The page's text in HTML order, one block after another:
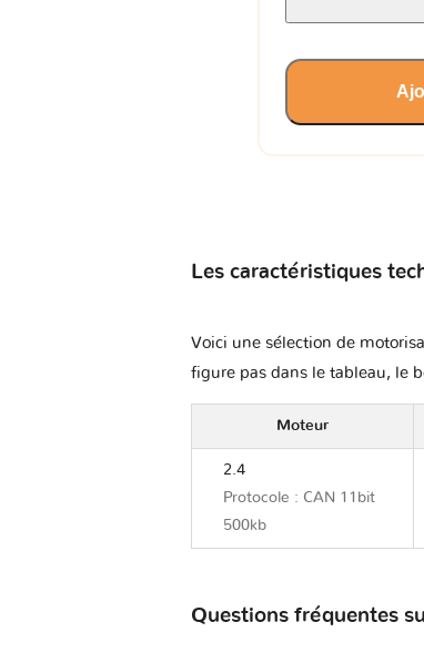
Les caractéristiques
Voici une sélection de
figure pas dans le tableau, le
Moteur
2.4
Protocole : CAN 11bit
500kb
Questions fréquentes